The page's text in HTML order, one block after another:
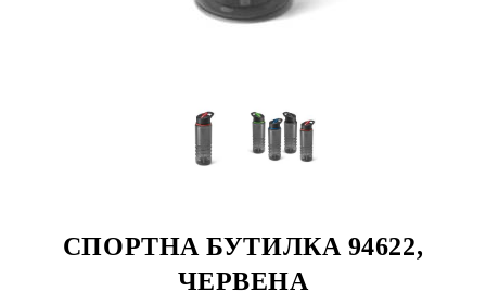
СПОРТНА БУТИЛКА 94622,
ЧЕРВЕНА